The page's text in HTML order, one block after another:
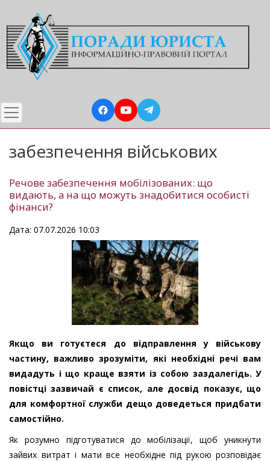
до
основного
вмісту
забезпечення військових
Речове забезпечення мобілізованих: що
видають, а на що можуть знадобитися особисті
фінанси?
Дата: 07.07.2026 10:03
Якщо ви готуєтеся до відправлення у військову
частину, важливо зрозуміти, які необхідні речі вам
видадуть і що краще взяти із собою заздалегідь. У
повістці зазвичай є список, але досвід показує, що
для комфортної служби дещо доведеться придбати
самостійно.
Як розумно підготуватися до мобілізації, щоб уникнути
зайвих витрат і мати все необхідне під рукою розповідає